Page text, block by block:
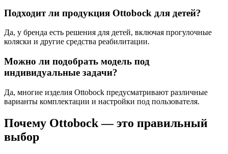
Подходит ли продукция Ottobock для детей?
Да, у бренда есть решения для детей, включая прогулочные
коляски и другие средства реабилитации.
Можно ли подобрать модель под
индивидуальные задачи?
Да, многие изделия Ottobock предусматривают различные
варианты комплектации и настройки под пользователя.
Почему Ottobock — это правильный
выбор